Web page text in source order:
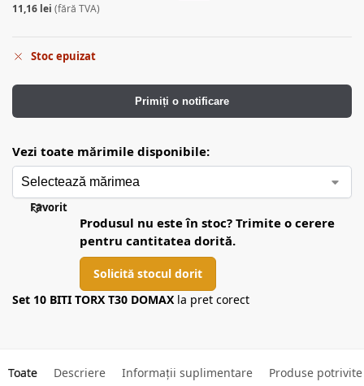
11,16 lei (fără TVA)
Stoc epuizat
Primiți o notificare
Vezi toate mărimile disponibile:
Favorit
Produsul nu este în stoc? Trimite o cerere
pentru cantitatea dorită.
Solicită stocul dorit
Set 10 BITI TORX T30 DOMAX la pret corect
Toate Descriere Informații suplimentare Produse potrivite